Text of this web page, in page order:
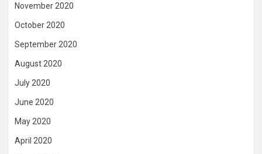
November 2020
October 2020
September 2020
August 2020
July 2020
June 2020
May 2020
April 2020